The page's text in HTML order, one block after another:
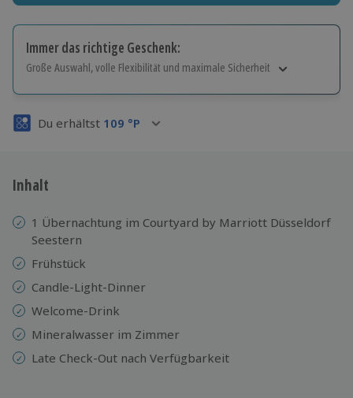
Immer das richtige Geschenk:
Große Auswahl, volle Flexibilität und maximale Sicherheit
Volle Flexibilität
3 Jahre gültig & verlängerbar.
Du erhältst 109 °P
Inhalt
1 Übernachtung im Courtyard by Marriott Düsseldorf
Seestern
Frühstück
Candle-Light-Dinner
Welcome-Drink
Mineralwasser im Zimmer
Late Check-Out nach Verfügbarkeit